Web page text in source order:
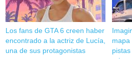
Los fans de GTA 6 creen haber
encontrado a la actriz de Lucía,
una de sus protagonistas
mapa